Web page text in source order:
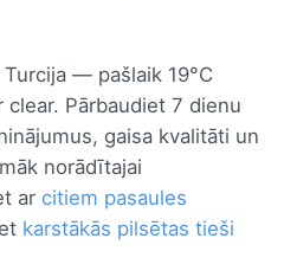
— pašlaik 19°C
clear. Pārbaudiet 7 dienu
gaisa kvalitāti un
norādītajai
ar citiem pasaules
karstākās pilsētas tieši